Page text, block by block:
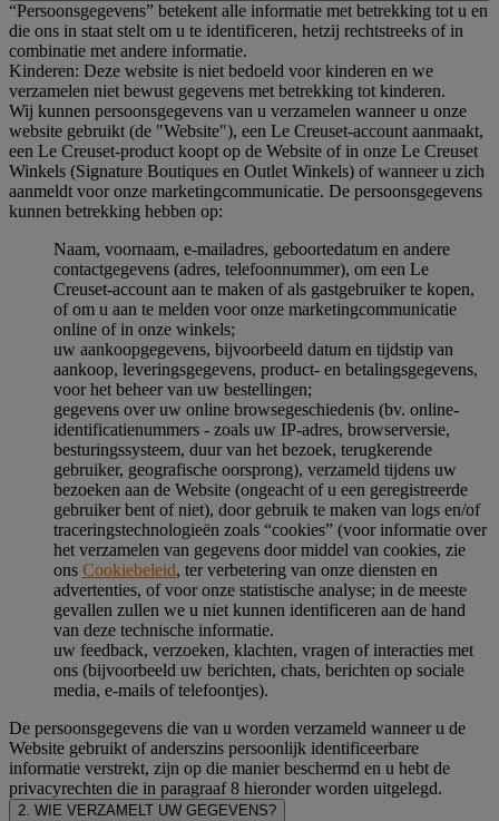
“Persoonsgegevens” betekent alle informatie met betrekking tot u en
die ons in staat stelt om u te identificeren, hetzij rechtstreeks of in
combinatie met andere informatie.
Kinderen: Deze website is niet bedoeld voor kinderen en we
verzamelen niet bewust gegevens met betrekking tot kinderen.
Wij kunnen persoonsgegevens van u verzamelen wanneer u onze
website gebruikt (de "Website"), een Le Creuset-account aanmaakt,
een Le Creuset-product koopt op de Website of in onze Le Creuset
Winkels (Signature Boutiques en Outlet Winkels) of wanneer u zich
aanmeldt voor onze marketingcommunicatie. De persoonsgegevens
kunnen betrekking hebben op:
Naam, voornaam, e-mailadres, geboortedatum en andere
contactgegevens (adres, telefoonnummer), om een Le
Creuset-account aan te maken of als gastgebruiker te kopen,
of om u aan te melden voor onze marketingcommunicatie
online of in onze winkels;
uw aankoopgegevens, bijvoorbeeld datum en tijdstip van
aankoop, leveringsgegevens, product- en betalingsgegevens,
voor het beheer van uw bestellingen;
gegevens over uw online browsegeschiedenis (bv. online-
identificatienummers - zoals uw IP-adres, browserversie,
besturingssysteem, duur van het bezoek, terugkerende
gebruiker, geografische oorsprong), verzameld tijdens uw
bezoeken aan de Website (ongeacht of u een geregistreerde
gebruiker bent of niet), door gebruik te maken van logs en/of
traceringstechnologieën zoals “cookies” (voor informatie over
het verzamelen van gegevens door middel van cookies, zie
ons Cookiebeleid, ter verbetering van onze diensten en
advertenties, of voor onze statistische analyse; in de meeste
gevallen zullen we u niet kunnen identificeren aan de hand
van deze technische informatie.
uw feedback, verzoeken, klachten, vragen of interacties met
ons (bijvoorbeeld uw berichten, chats, berichten op sociale
media, e-mails of telefoontjes).
De persoonsgegevens die van u worden verzameld wanneer u de
Website gebruikt of anderszins persoonlijk identificeerbare
informatie verstrekt, zijn op die manier beschermd en u hebt de
privacyrechten die in paragraaf 8 hieronder worden uitgelegd.
2. WIE VERZAMELT UW GEGEVENS?